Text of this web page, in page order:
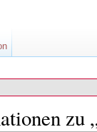
zu